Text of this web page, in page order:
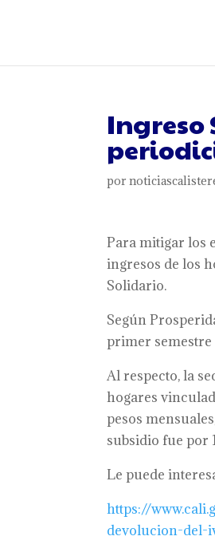
por
Para mitigar los
ingresos de los
Solidario.
Según
primer semestre
Al respecto, la
hogares
pesos
subsidio fue por
Le puede
https://
devolucion-del-